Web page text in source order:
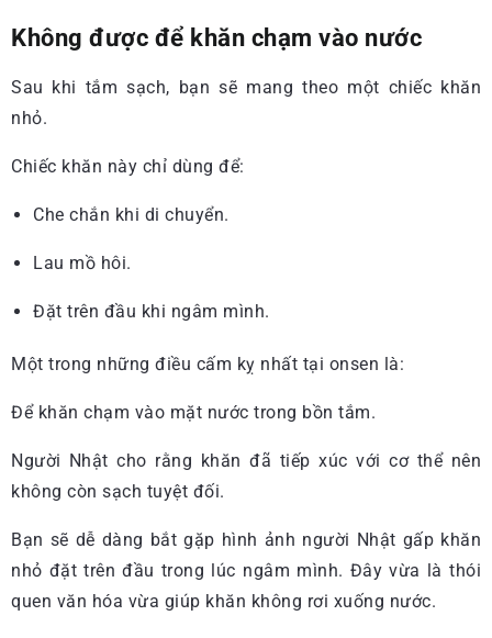
Không được để khăn chạm vào nước
Sau khi tắm sạch, bạn sẽ mang theo một chiếc khăn
nhỏ.
Chiếc khăn này chỉ dùng để:
Che chắn khi di chuyển.
Lau mồ hôi.
Đặt trên đầu khi ngâm mình.
Một trong những điều cấm kỵ nhất tại onsen là:
Để khăn chạm vào mặt nước trong bồn tắm.
Người Nhật cho rằng khăn đã tiếp xúc với cơ thể nên
không còn sạch tuyệt đối.
Bạn sẽ dễ dàng bắt gặp hình ảnh người Nhật gấp khăn
nhỏ đặt trên đầu trong lúc ngâm mình. Đây vừa là thói
quen văn hóa vừa giúp khăn không rơi xuống nước.